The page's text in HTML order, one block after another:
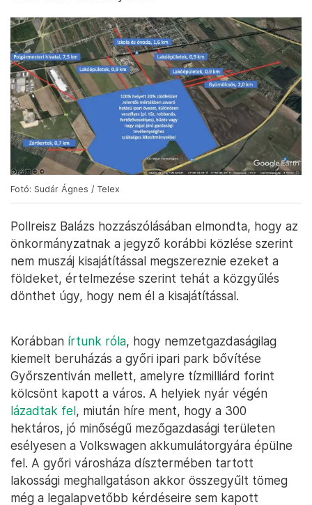
Fotó: Sudár Ágnes / Telex
Pollreisz Balázs hozzászólásában elmondta, hogy az
önkormányzatnak a jegyző korábbi közlése szerint
nem muszáj kisajátítással megszereznie ezeket a
földeket, értelmezése szerint tehát a közgyűlés
dönthet úgy, hogy nem él a kisajátítással.
Korábban írtunk róla, hogy nemzetgazdaságilag
kiemelt beruházás a győri ipari park bővítése
Győrszentiván mellett, amelyre tízmilliárd forint
kölcsönt kapott a város. A helyiek nyár végén
lázadtak fel, miután híre ment, hogy a 300
hektáros, jó minőségű mezőgazdasági területen
esélyesen a Volkswagen akkumulátorgyára épülne
fel. A győri városháza dísztermében tartott
lakossági meghallgatáson akkor összegyűlt tömeg
még a legalapvetőbb kérdéseire sem kapott